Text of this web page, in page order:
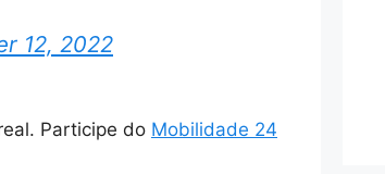
12, 2022
Participe do Mobilidade 24